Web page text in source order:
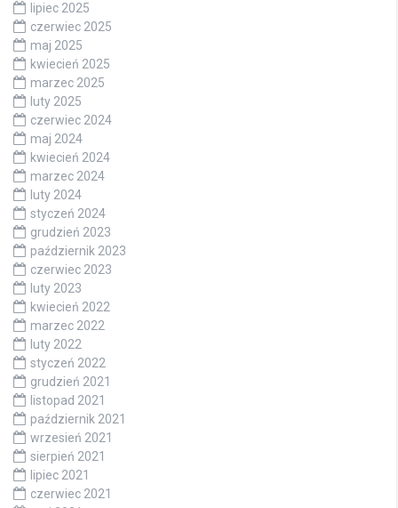
lipiec 2025
czerwiec 2025
maj 2025
kwiecień 2025
marzec 2025
luty 2025
czerwiec 2024
maj 2024
kwiecień 2024
marzec 2024
luty 2024
styczeń 2024
grudzień 2023
październik 2023
czerwiec 2023
luty 2023
kwiecień 2022
marzec 2022
luty 2022
styczeń 2022
grudzień 2021
listopad 2021
październik 2021
wrzesień 2021
sierpień 2021
lipiec 2021
czerwiec 2021